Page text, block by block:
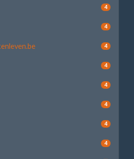
4
4
4
4
4
4
4
4